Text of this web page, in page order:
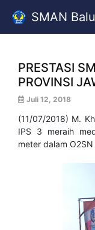
SMAN
PRESTASI
PROVINSI
Juli 12, 2018
(11/07/2018) M.
IPS 3 meraih
meter dalam